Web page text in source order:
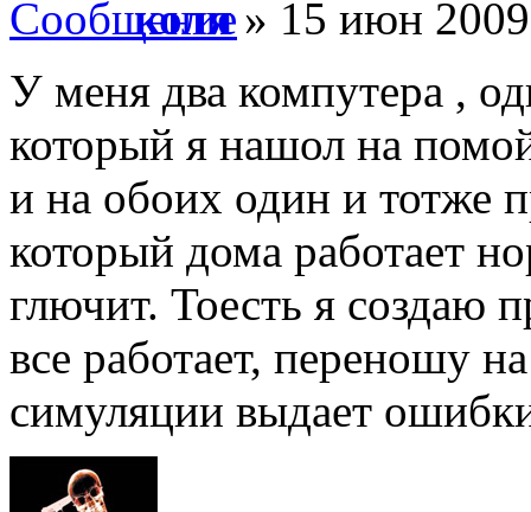
коля» 15 июн
У меня два компутера ,
который я нашол на
и на обоих один и тотже
который дома работает
глючит. Тоесть я создаю
все работает, переношу
симуляции выдает